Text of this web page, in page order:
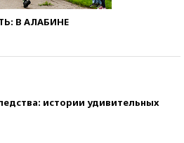
В АЛАБИНЕ
истории удивительных